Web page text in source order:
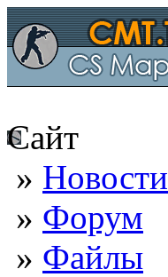
Сайт
» Новости
» Форум
» Файлы